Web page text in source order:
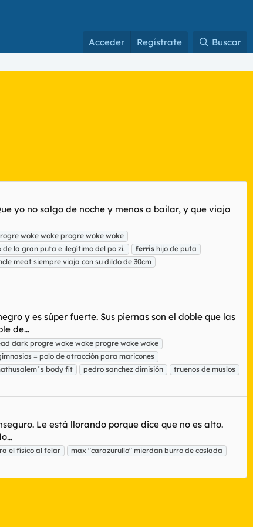
Acceder Regístrate Buscar
yo no salgo de noche y menos a bailar, y que viajo
woke woke progre woke woke
de la gran puta e ilegítimo del po zi. ferris hijo de puta
meat siempre viaja con su dildo de 30cm
y es súper fuerte. Sus piernas son el doble que las
de...
dark progre woke woke progre woke woke
= polo de atracción para maricones
body fit pedro sanchez dimisión
truenos de muslos
Le está llorando porque dice que no es alto.
el físico al felar
max "carazurullo" mierdan burro de coslada